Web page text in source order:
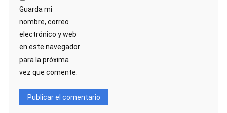
Guarda mi
nombre, correo
electrónico y web
en este navegador
para la próxima
vez que comente.